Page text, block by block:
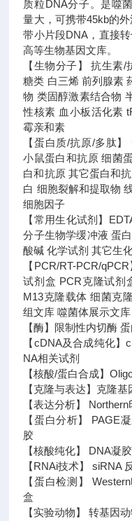
质粒DNA分子。是噬
量大，可携带45kb的
带小片段DNA，直接
高等生物基因文库。
【生物分子】 抗生素
糖类 白三烯 前列腺素
物 类固醇激素结合物
性核素 血小板活化素
霉亲和素
【蛋白质/抗原/多肽
小鼠蛋白和抗原 细菌
白和抗原 其它蛋白和
白 细胞裂解和提取物
细胞因子
【常用生化试剂】
分子生物学缓冲液 蛋
酸碱 化学试剂 其它生
【PCR/RT-PCR/
试剂盒 PCR克隆试剂
M13克隆载体 细菌克
组文库 噬菌体展示文库
【酶】限制性内切酶
【cDNA及合成纯化
NA相关试剂
【核酸/蛋白合成】
【克隆与表达】克隆
【表达分析】
【蛋白分析】 PAGE
胶
【核酸纯化】 DNA凝
【RNAi技术】 siRNA
【蛋白检测】
盒
【实验动物】 转基因